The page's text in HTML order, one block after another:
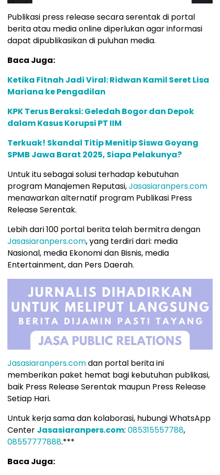
Publikasi press release secara serentak di portal
berita atau media online diperlukan agar informasi
dapat dipublikasikan di puluhan media.
Baca Juga:
Ketika Fitnah Jadi Viral: Ridwan Kamil Seret Lisa
Mariana ke Pengadilan
KPK Terus Beraksi: Geledah Bogor dan Depok
dalam Kasus Korupsi PT IIM
Terkuak! Skandal Titip Menitip Siswa Goyang
SPMB Jawa Barat 2025, Siapa Pelakunya?
Untuk itu sebagai solusi terhadap kebutuhan
program Manajemen Reputasi,Jasasiaranpers.com
menawarkan alternatif program Publikasi Press
Release Serentak.
Lebih dari 100 portal berita telah bermitra dengan
Jasasiaranpers.com, yang terdiri dari: media
Nasional, media Ekonomi dan Bisnis, media
Entertainment, dan Pers Daerah.
Jasasiaranpers.comdan portal berita ini
memberikan paket hemat bagi kebutuhan publikasi,
baik Press Release Serentak maupun Press Release
Setiap Hari.
Untuk kerja sama dan kolaborasi, hubungi WhatsApp
Center Jasasiaranpers.com: 085315557788,
08557777888.***
Baca Juga: